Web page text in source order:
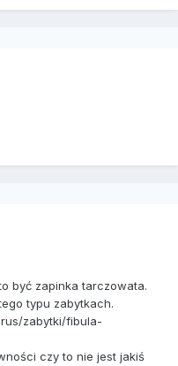
być zapinka tarczowata.
typu zabytkach.
zabytki/fibula-
czy to nie jest jakiś